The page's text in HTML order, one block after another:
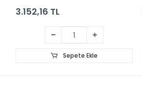
3.152,16 TL
Sepete Ekle